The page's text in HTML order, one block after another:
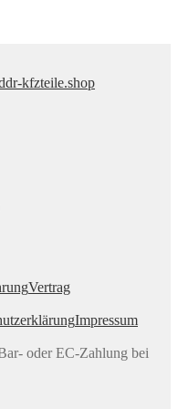
kfzteile.shop
Vertrag
Impressum
oder EC-Zahlung bei